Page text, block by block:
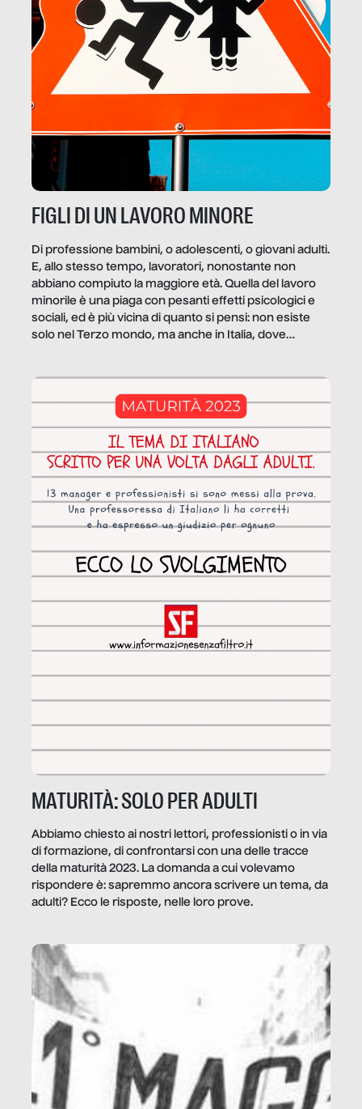
FIGLI DI UN LAVORO MINORE
Di professione bambini, o adolescenti, o giovani adulti.
E, allo stesso tempo, lavoratori, nonostante non
abbiano compiuto la maggiore età. Quella del lavoro
minorile è una piaga con pesanti effetti psicologici e
sociali, ed è più vicina di quanto si pensi: non esiste
solo nel Terzo mondo, ma anche in Italia, dove
MATURITÀ: SOLO PER ADULTI
Abbiamo chiesto ai nostri lettori, professionisti o in via
di formazione, di confrontarsi con una delle tracce
della maturità 2023. La domanda a cui volevamo
rispondere è: sapremmo ancora scrivere un tema, da
adulti? Ecco le risposte, nelle loro prove.